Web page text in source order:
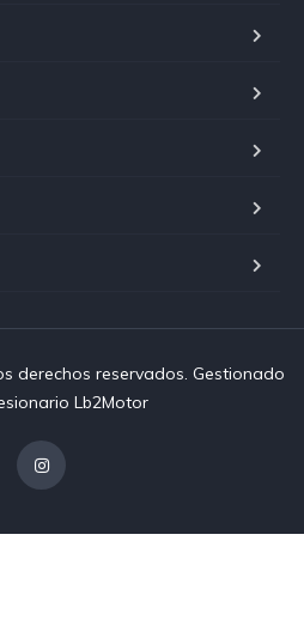
derechos reservados. Gestionado
Lb2Motor